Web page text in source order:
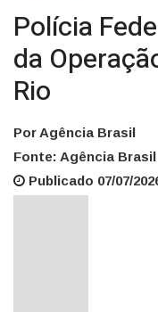
Polícia
da
Rio
Por Agência Brasil
Fonte: Agência Brasil
Publicado 07/07/